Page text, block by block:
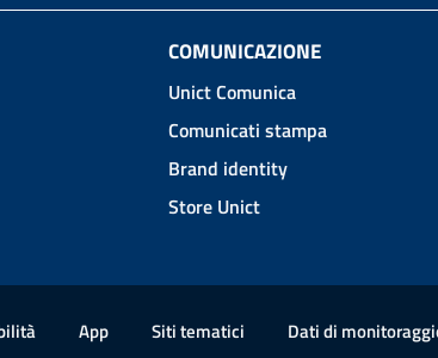
COMUNICAZIONE
Unict Comunica
Comunicati stampa
Brand identity
Store Unict
App Siti tematici Dati di